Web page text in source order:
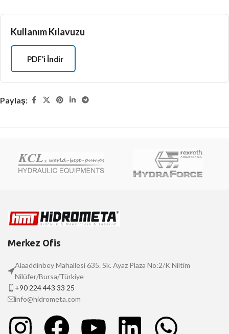
Kullanım Kılavuzu
PDF’i İndir
Paylaş:
Merkez Ofis
Alaaddinbey Mahallesi 635. Sk. Ayaz Plaza No:2/K Niltim
Nilüfer/Bursa/Türkiye
+90 224 443 33 25
info@hidrometa.com